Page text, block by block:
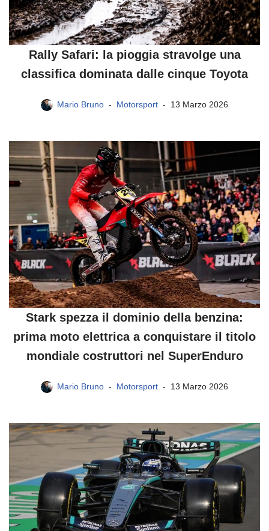
Rally Safari: la pioggia stravolge una
classifica dominata dalle cinque Toyota
Mario Bruno Motorsport 13 Marzo 2026
Stark spezza il dominio della benzina:
prima moto elettrica a conquistare il titolo
mondiale costruttori nel SuperEnduro
Mario Bruno Motorsport 13 Marzo 2026